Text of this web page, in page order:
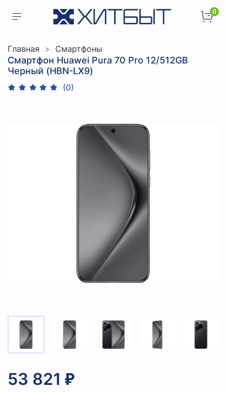
0
Главная Смартфоны
Смартфон Huawei Pura 70 Pro 12/512GB
Черный (HBN-LX9)
(0)
53 821 ₽